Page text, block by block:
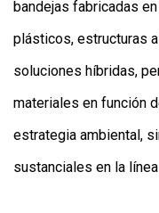
bandejas fabricadas
plásticos, estructuras
soluciones híbridas,
materiales en función
estrategia ambiental,
sustanciales en la